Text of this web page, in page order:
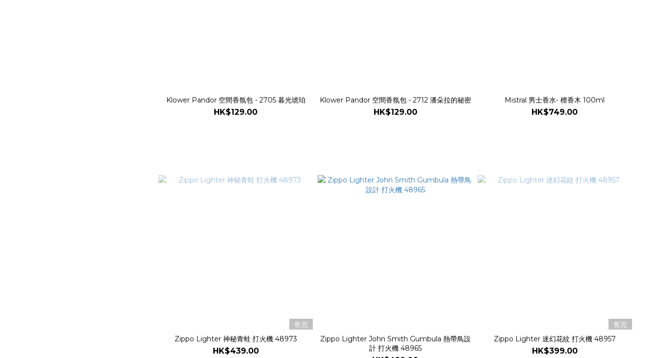
Klower Pandor 空間香氛包 - 2705 暮光琥珀
HK$129.00
Klower Pandor 空間香氛包 - 2712 潘朵拉的秘密
HK$129.00
Mistral 男士香水- 檀香木 100ml
HK$749.00
售完
Zippo Lighter 神秘青蛙 打火機 48973
HK$439.00
Zippo Lighter John Smith Gumbula 熱帶鳥設
計 打火機 48965
售完
Zippo Lighter 迷幻花紋 打火機 48957
HK$399.00